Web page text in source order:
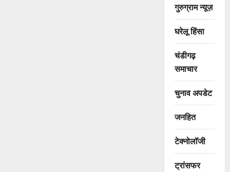
गुरुग्राम न्यूज़
घरेलू हिंसा
चंडीगढ़
समाचार
चुनाव अपडेट
जनहित
टेक्नोलॉजी
ट्रांसफर